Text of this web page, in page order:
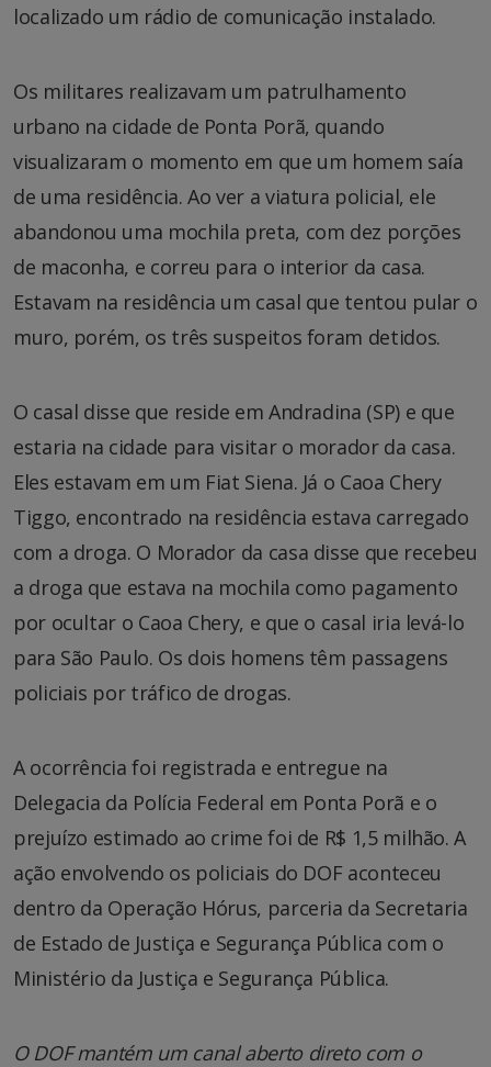
localizado um rádio de comunicação instalado.
Os militares realizavam um patrulhamento
urbano na cidade de Ponta Porã, quando
visualizaram o momento em que um homem saía
de uma residência. Ao ver a viatura policial, ele
abandonou uma mochila preta, com dez porções
de maconha, e correu para o interior da casa.
Estavam na residência um casal que tentou pular o
muro, porém, os três suspeitos foram detidos.
O casal disse que reside em Andradina (SP) e que
estaria na cidade para visitar o morador da casa.
Eles estavam em um Fiat Siena. Já o Caoa Chery
Tiggo, encontrado na residência estava carregado
com a droga. O Morador da casa disse que recebeu
a droga que estava na mochila como pagamento
por ocultar o Caoa Chery, e que o casal iria levá-lo
para São Paulo. Os dois homens têm passagens
policiais por tráfico de drogas.
A ocorrência foi registrada e entregue na
Delegacia da Polícia Federal em Ponta Porã e o
prejuízo estimado ao crime foi de R$ 1,5 milhão. A
ação envolvendo os policiais do DOF aconteceu
dentro da Operação Hórus, parceria da Secretaria
de Estado de Justiça e Segurança Pública com o
Ministério da Justiça e Segurança Pública.
O DOF mantém um canal aberto direto com o